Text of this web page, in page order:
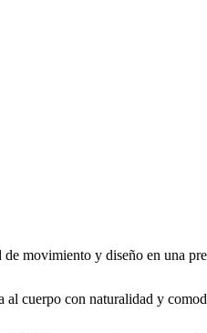
movimiento y diseño en una
al cuerpo con naturalidad y